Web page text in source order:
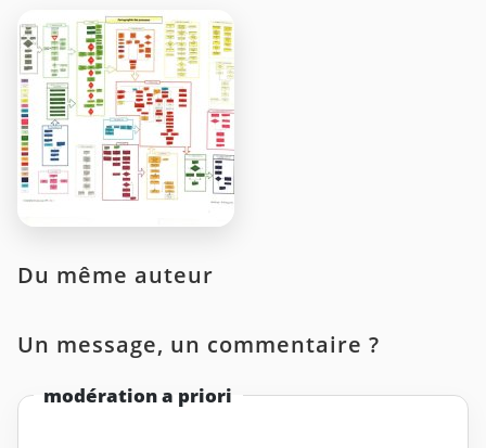
Du même auteur
Un message, un commentaire ?
modération a priori